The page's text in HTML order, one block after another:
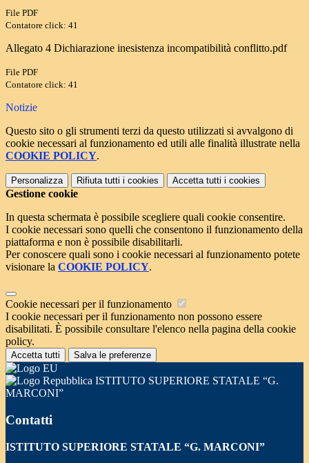
File PDF
Contatore click: 41
Allegato 4 Dichiarazione inesistenza incompatibilità conflitto.pdf
File PDF
Contatore click: 41
Notizie
Questo sito o gli strumenti terzi da questo utilizzati si avvalgono di
cookie necessari al funzionamento ed utili alle finalità illustrate nella
COOKIE POLICY.
Personalizza Rifiuta tutti i cookies Accetta tutti i cookies
Gestione cookie
In questa schermata è possibile scegliere quali cookie consentire.
I cookie necessari sono quelli che consentono il funzionamento della
piattaforma e non è possibile disabilitarli.
Per conoscere quali sono i cookie necessari al funzionamento potete
visionare la COOKIE POLICY.
Cookie necessari per il funzionamento
I cookie necessari per il funzionamento non possono essere
disabilitati. È possibile consultare l'elenco nella pagina della cookie
policy.
Accetta tutti Salva le preferenze
ISTITUTO SUPERIORE STATALE “G.
MARCONI”
Contatti
ISTITUTO SUPERIORE STATALE “G. MARCONI”